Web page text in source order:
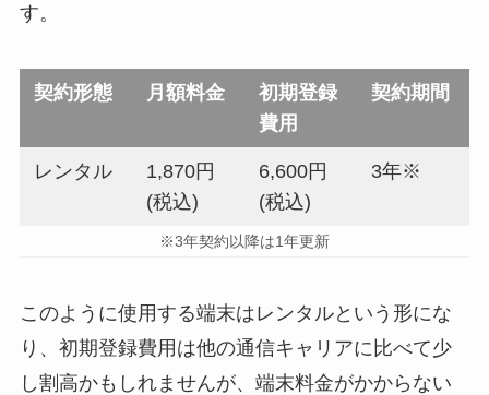
す。
契約形態 月額料金
初期登録
費用
契約期間
レンタル
1,870円
(税込)
6,600円
(税込)
3年※
※3年契約以降は1年更新
このように使用する端末はレンタルという形にな
り、初期登録費用は他の通信キャリアに比べて少
し割高かもしれませんが、端末料金がかからない